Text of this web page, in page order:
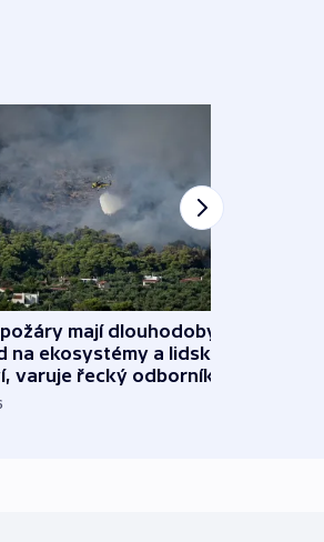
mají dlouhodobý
na ekosystémy a lidské
varuje řecký odborník